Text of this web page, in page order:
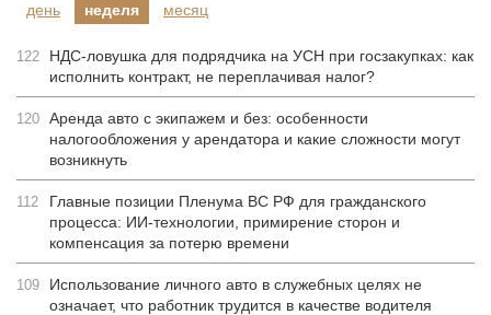
день
неделя месяц
122
НДС-ловушка для подрядчика на УСН при госзакупках: как
исполнить контракт, не переплачивая налог?
120 Аренда авто с экипажем и без: особенности
налогообложения у арендатора и какие сложности могут
возникнуть
112
Главные позиции Пленума ВС РФ для гражданского
процесса: ИИ-технологии, примирение сторон и
компенсация за потерю времени
109
Использование личного авто в служебных целях не
означает, что работник трудится в качестве водителя